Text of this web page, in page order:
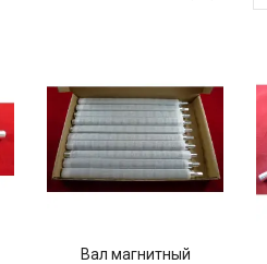
Вал магнитный